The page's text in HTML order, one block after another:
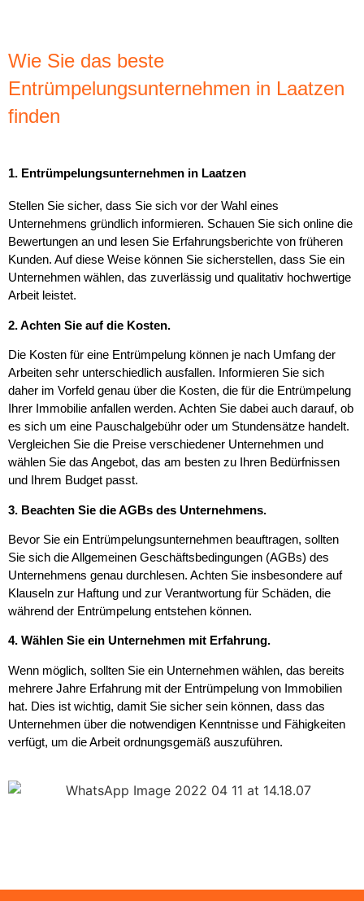
Wie Sie das beste
Entrümpelungsunternehmen in Laatzen
finden
1. Entrümpelungsunternehmen in Laatzen
Stellen Sie sicher, dass Sie sich vor der Wahl eines
Unternehmens gründlich informieren. Schauen Sie sich online die
Bewertungen an und lesen Sie Erfahrungsberichte von früheren
Kunden. Auf diese Weise können Sie sicherstellen, dass Sie ein
Unternehmen wählen, das zuverlässig und qualitativ hochwertige
Arbeit leistet.
2. Achten Sie auf die Kosten.
Die Kosten für eine Entrümpelung können je nach Umfang der
Arbeiten sehr unterschiedlich ausfallen. Informieren Sie sich
daher im Vorfeld genau über die Kosten, die für die Entrümpelung
Ihrer Immobilie anfallen werden. Achten Sie dabei auch darauf, ob
es sich um eine Pauschalgebühr oder um Stundensätze handelt.
Vergleichen Sie die Preise verschiedener Unternehmen und
wählen Sie das Angebot, das am besten zu Ihren Bedürfnissen
und Ihrem Budget passt.
3. Beachten Sie die AGBs des Unternehmens.
Bevor Sie ein Entrümpelungsunternehmen beauftragen, sollten
Sie sich die Allgemeinen Geschäftsbedingungen (AGBs) des
Unternehmens genau durchlesen. Achten Sie insbesondere auf
Klauseln zur Haftung und zur Verantwortung für Schäden, die
während der Entrümpelung entstehen können.
4. Wählen Sie ein Unternehmen mit Erfahrung.
Wenn möglich, sollten Sie ein Unternehmen wählen, das bereits
mehrere Jahre Erfahrung mit der Entrümpelung von Immobilien
hat. Dies ist wichtig, damit Sie sicher sein können, dass das
Unternehmen über die notwendigen Kenntnisse und Fähigkeiten
verfügt, um die Arbeit ordnungsgemäß auszuführen.